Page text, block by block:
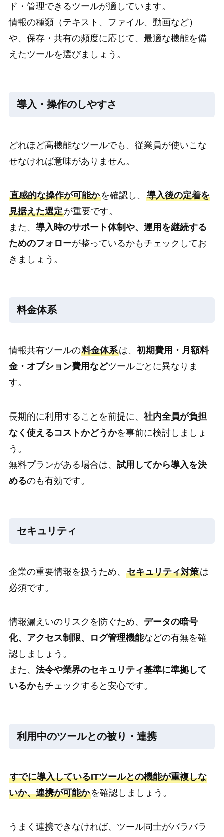
ド・管理できるツールが適しています。
情報の種類（テキスト、ファイル、動画など）
や、保存・共有の頻度に応じて、最適な機能を備
えたツールを選びましょう。
導入・操作のしやすさ
どれほど高機能なツールでも、従業員が使いこな
せなければ意味がありません。
直感的な操作が可能かを確認し、 導入後の定着を
見据えた選定が重要です。
また、 導入時のサポート体制や、運用を継続する
ためのフォローが整っているかもチェックしてお
きましょう。
料金体系
情報共有ツールの料金体系は、 初期費用・月額料
金・オプション費用などツールごとに異なりま
す。
長期的に利用することを前提に、 社内全員が負担
なく使えるコストかどうかを事前に検討しましょ
う。
無料プランがある場合は、 試用してから導入を決
めるのも有効です。
セキュリティ
企業の重要情報を扱うため、 セキュリティ対策は
必須です。
情報漏えいのリスクを防ぐため、 データの暗号
化、アクセス制限、ログ管理機能などの有無を確
認しましょう。
また、 法令や業界のセキュリティ基準に準拠して
いるかもチェックすると安心です。
利用中のツールとの被り・連携
すでに導入しているITツールとの機能が重複しな
いか、連携が可能かを確認しましょう。
うまく連携できなければ、ツール同士がバラバラ